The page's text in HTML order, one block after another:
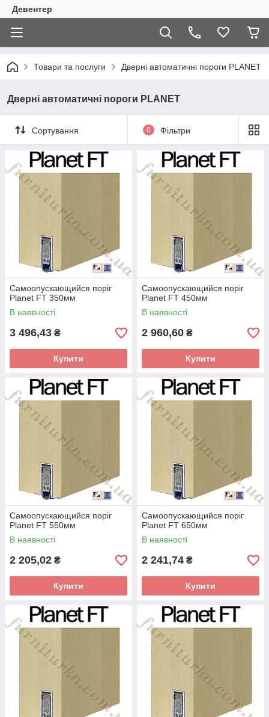
Девентер
Товари та послуги Дверні автоматичні пороги PLANET
Дверні автоматичні пороги PLANET
Сортування 0 Фільтри
Самоопускающийся поріг
Planet FT 350мм
В наявності
3 496,43 ₴
Купити
Самоопускающийся поріг
Planet FT 450мм
В наявності
2 960,60 ₴
Купити
Самоопускающийся поріг
Planet FT 550мм
В наявності
2 205,02 ₴
Купити
Самоопускающийся поріг
Planet FT 650мм
В наявності
2 241,74 ₴
Купити